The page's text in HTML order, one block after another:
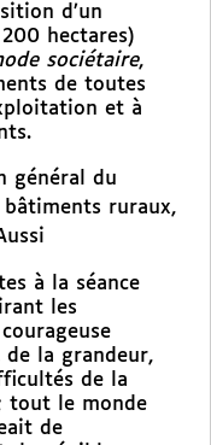
d’un
hectares)
sociétaire,
de toutes
et à
général du
bâtiments ruraux,
à la séance
les
de la grandeur,
de la
tout le monde
de